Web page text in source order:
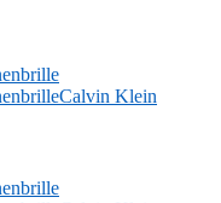
Calvin Klein